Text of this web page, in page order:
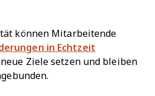
können Mitarbeitende
in Echtzeit
Ziele setzen und bleiben